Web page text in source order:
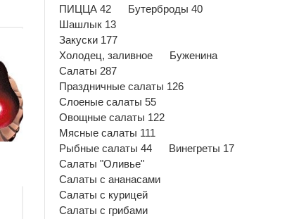
ПИЦЦА 42
Бутерброды 40
Шашлык 13
Закуски 177
Холодец, заливное
Буженина
Салаты 287
Праздничные салаты 126
Слоеные салаты 55
Овощные салаты 122
Мясные салаты 111
Рыбные салаты 44
Винегреты 17
Салаты "Оливье"
Салаты с ананасами
Салаты с курицей
Салаты с грибами